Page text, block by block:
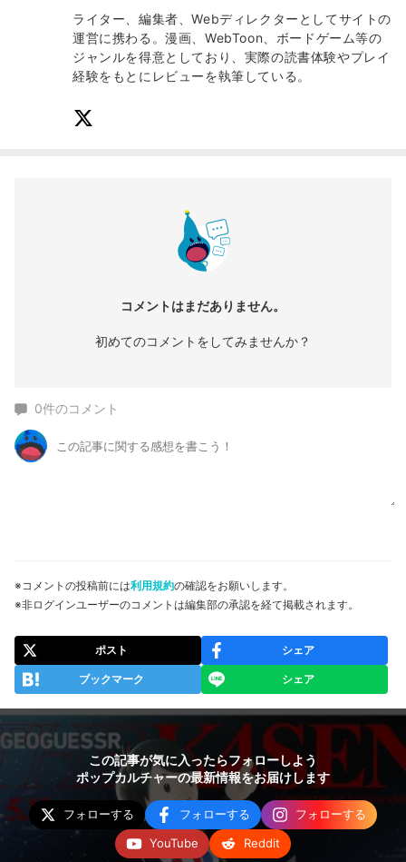
ライター、編集者、Webディレクターとしてサイトの
運営に携わる。漫画、WebToon、ボードゲーム等の
ジャンルを得意としており、実際の読書体験やプレイ
経験をもとにレビューを執筆している。
コメントはまだありません。
初めてのコメントをしてみませんか？
0件のコメント
※コメントの投稿前には利用規約の確認をお願いします。
※非ログインユーザーのコメントは編集部の承認を経て掲載されます。
ポスト シェア
ブックマーク シェア
この記事が気に入ったらフォローしよう
ポップカルチャーの最新情報をお届けします
フォローする フォローする
フォローする
YouTube
Reddit